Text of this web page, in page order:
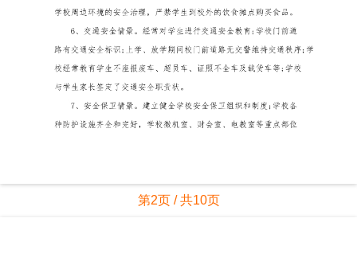
第2页 / 共10页